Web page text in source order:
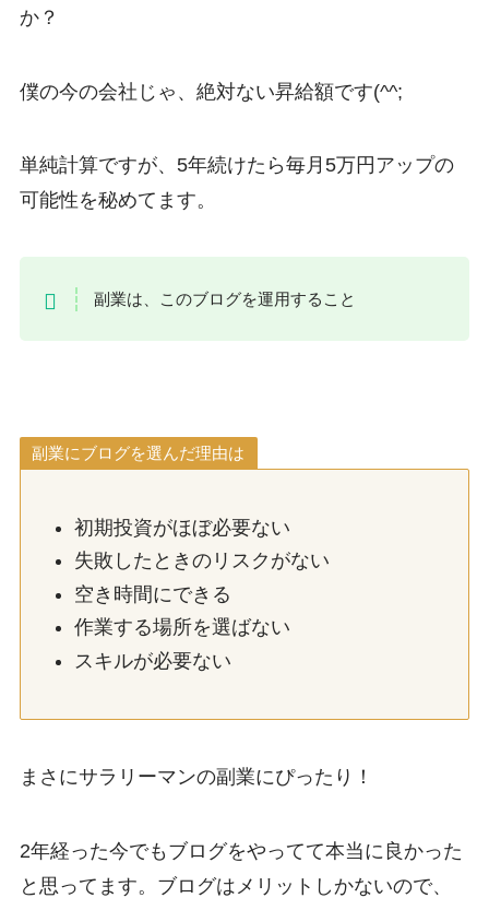
か？
僕の今の会社じゃ、絶対ない昇給額です(^^;
単純計算ですが、5年続けたら毎月5万円アップの
可能性を秘めてます。
副業は、このブログを運用すること
副業にブログを選んだ理由は
初期投資がほぼ必要ない
失敗したときのリスクがない
空き時間にできる
作業する場所を選ばない
スキルが必要ない
まさにサラリーマンの副業にぴったり！
2年経った今でもブログをやってて本当に良かった
と思ってます。ブログはメリットしかないので、